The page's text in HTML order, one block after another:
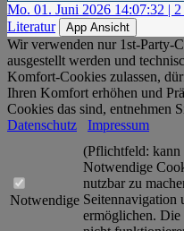
Mo. 01. Juni 2026 14:07:32 |
Literatur
App Ansicht
Wir verwenden nur 1st-Party-
ausgestellt werden und
Komfort-Cookies zulassen,
Ihren Komfort erhöhen und
Cookies das sind, entnehmen
Datenschutz
Impressum
Notwendige
(Pflichtfeld: kann
Notwendige
nutzbar zu
Seitennavigation
ermöglichen. Die